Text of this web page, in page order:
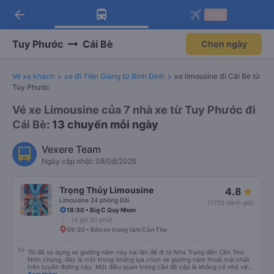
Tải app Vexere ngay!
Nhận ưu đãi thành viên độc
Mở app
Tải app Vexere
-30k/ghế khi đặt vé máy bay qua
Mở app
arrow_back
Tuy Phước Cái Bè Chọn ngày
Vé xe khách xe đi Tiền Giang từ Bình Định
xe limousine đi Cái Bè từ
Tuy Phước
Vé xe Limousine của 7 nhà xe từ Tuy Phước đi
Cái Bè: 13 chuyến mỗi ngày
Vexere Team
Ngày cập nhật: 08/08/2026
Trọng Thủy Limousine
Limousine 24 phòng Đôi
4.8
(1733 đánh giá)
18:30 • Big C Quy Nhơn
14 giờ 50 phút
09:20 • Bến xe trung tâm Cần Thơ
Tôi đã sử dụng xe giường nằm này hai lần để đi từ Nha Trang đến Cần Thơ.
Nhìn chung, đây là một trong những lựa chọn xe giường nằm thoải mái nhất
trên tuyến đường này. Một điều quan trọng cần đề cập là không có nhà vệ